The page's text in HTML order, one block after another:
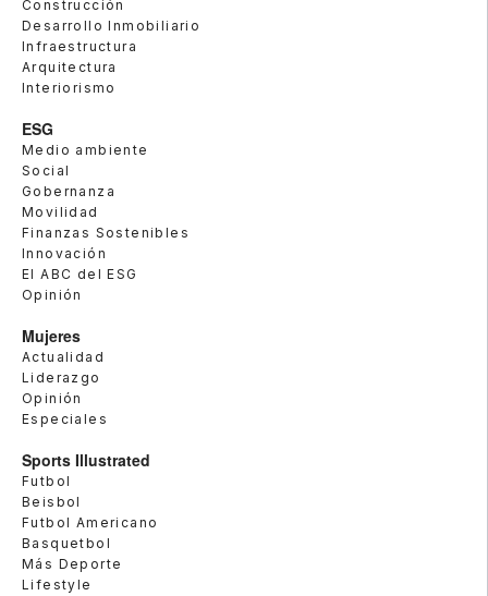
Construcción
Desarrollo Inmobiliario
Infraestructura
Arquitectura
Interiorismo
ESG
Medio ambiente
Social
Gobernanza
Movilidad
Finanzas Sostenibles
Innovación
El ABC del ESG
Opinión
Mujeres
Actualidad
Liderazgo
Opinión
Especiales
Sports Illustrated
Futbol
Beisbol
Futbol Americano
Basquetbol
Más Deporte
Lifestyle